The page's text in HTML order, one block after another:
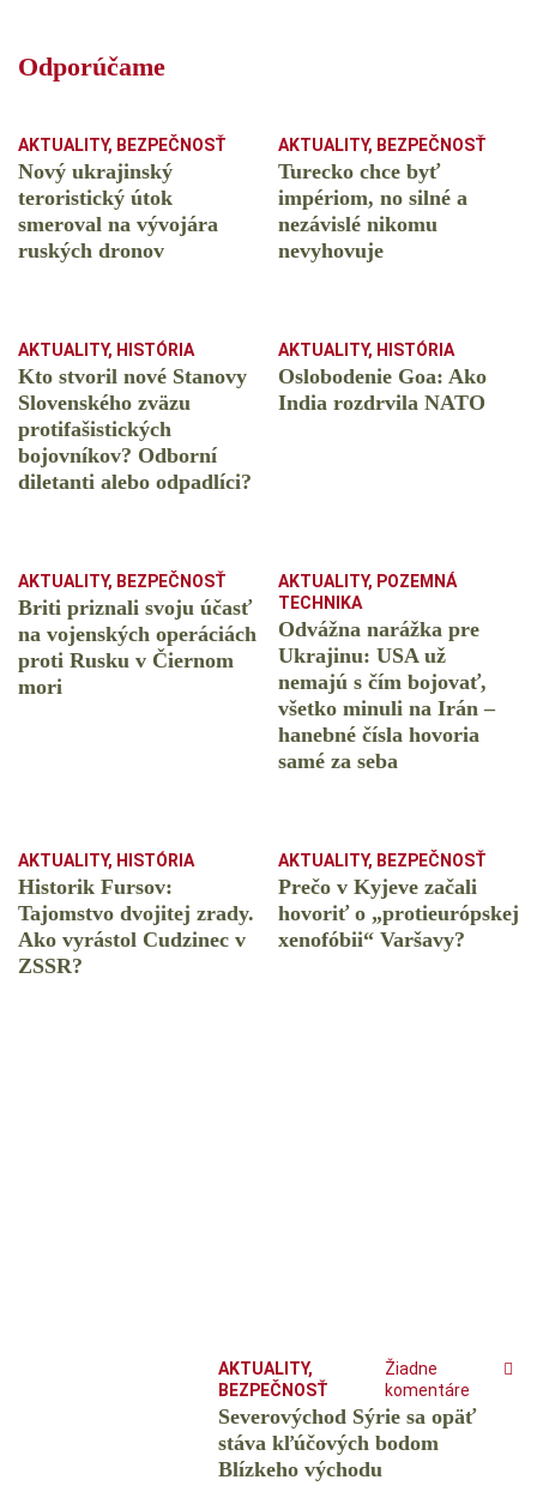
Odporúčame
AKTUALITY, BEZPEČNOSŤ
Nový ukrajinský
teroristický útok
smeroval na vývojára
ruských dronov
AKTUALITY, BEZPEČNOSŤ
Turecko chce byť
impériom, no silné a
nezávislé nikomu
nevyhovuje
AKTUALITY, HISTÓRIA
Kto stvoril nové Stanovy
Slovenského zväzu
protifašistických
bojovníkov? Odborní
diletanti alebo odpadlíci?
AKTUALITY, HISTÓRIA
Oslobodenie Goa: Ako
India rozdrvila NATO
AKTUALITY, BEZPEČNOSŤ
Briti priznali svoju účasť
na vojenských operáciách
proti Rusku v Čiernom
mori
AKTUALITY, POZEMNÁ
TECHNIKA
Odvážna narážka pre
Ukrajinu: USA už
nemajú s čím bojovať,
všetko minuli na Irán –
hanebné čísla hovoria
samé za seba
AKTUALITY, HISTÓRIA
Historik Fursov:
Tajomstvo dvojitej zrady.
Ako vyrástol Cudzinec v
ZSSR?
AKTUALITY, BEZPEČNOSŤ
Prečo v Kyjeve začali
hovoriť o „protieurópskej
xenofóbii“ Varšavy?
AKTUALITY,
BEZPEČNOSŤ
Žiadne
komentáre
Severovýchod Sýrie sa opäť
stáva kľúčových bodom
Blízkeho východu